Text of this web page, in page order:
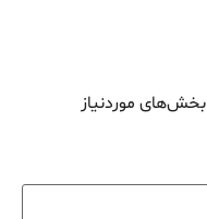
بخش‌های موردنیاز